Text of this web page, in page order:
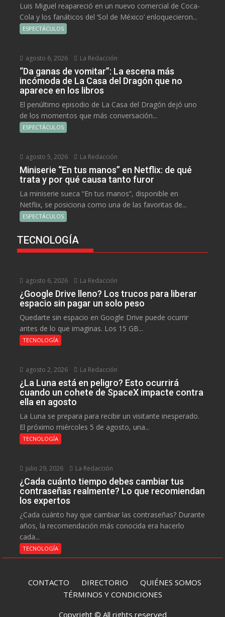
Luis Miguel reapareció en un nuevo comercial de Coca-
Cola y los fanáticos del ‘Sol de México’ enloquecieron...
ESPECTÁCULOS
agosto 6, 2026 La Redacción
“Da ganas de vomitar”: La escena más
incómoda de La Casa del Dragón que no
aparece en los libros
El penúltimo episodio de La Casa del Dragón dejó uno
de los momentos que más conversación...
ESPECTÁCULOS
agosto 5, 2026 La Redacción
Miniserie “En tus manos” en Netflix: de qué
trata y por qué causa tanto furor
La miniserie sueca “En tus manos”, disponible en
Netflix, se posiciona como una de las favoritas de...
ESPECTÁCULOS
TECNOLOGÍA
agosto 6, 2026 La Redacción
¿Google Drive lleno? Los trucos para liberar
espacio sin pagar un solo peso
Quedarte sin espacio en Google Drive puede ocurrir
antes de lo que imaginas. Los 15 GB...
TECNOLOGÍA
agosto 2, 2026 La Redacción
¿La Luna está en peligro? Esto ocurrirá
cuando un cohete de SpaceX impacte contra
ella en agosto
La Luna se prepara para recibir un visitante inesperado.
El próximo miércoles 5 de agosto, una...
TECNOLOGÍA
julio 29, 2026 La Redacción
¿Cada cuánto tiempo debes cambiar tus
contraseñas realmente? Lo que recomiendan
los expertos
¿Cada cuánto hay que cambiar las contraseñas? Durante
años, la recomendación más conocida era hacerlo
cada...
TECNOLOGÍA
CONTACTO DIRECTORIO QUIÉNES SOMOS
TÉRMINOS Y CONDICIONES
Copyright © All rights reserved